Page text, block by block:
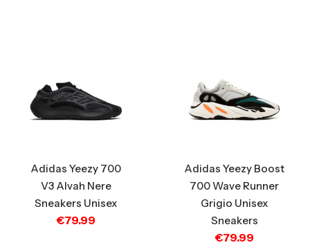
Adidas Yeezy 700
V3 Alvah Nere
Sneakers Unisex
€79.99
Adidas Yeezy Boost
700 Wave Runner
Grigio Unisex
Sneakers
€79.99